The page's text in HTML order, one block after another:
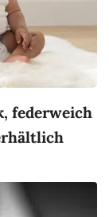
federweich